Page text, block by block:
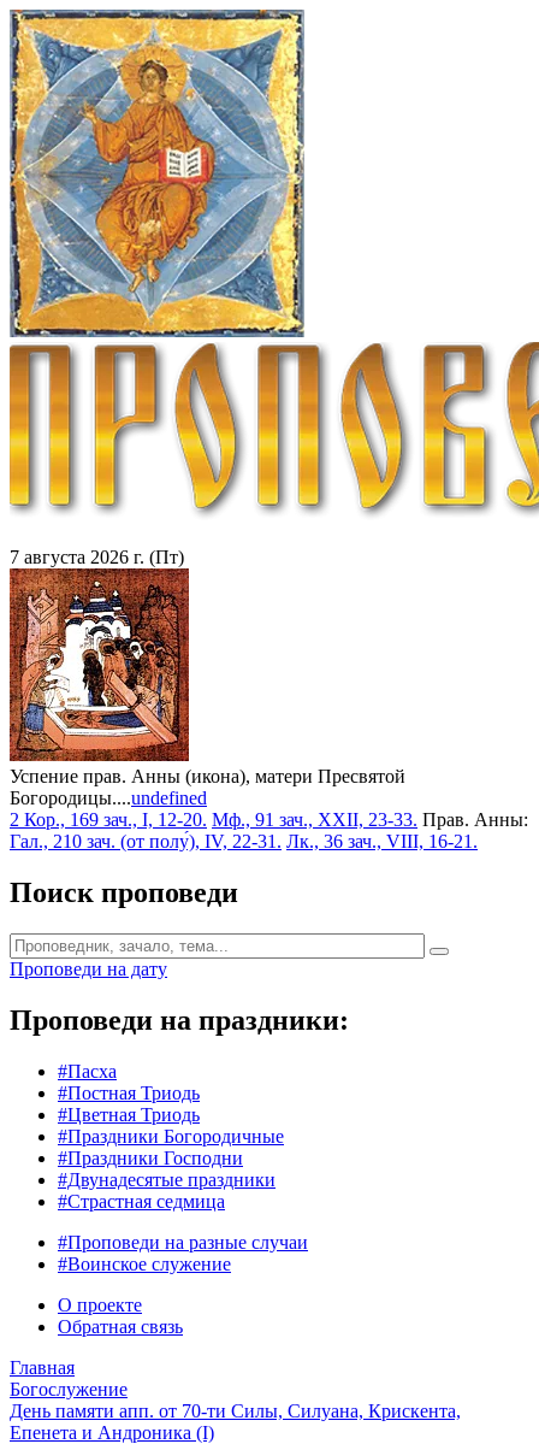
7 августа 2026 г. (Пт)
Успение прав. Анны (икона), матери Пресвятой
Богородицы....undefined
2 Кор., 169 зач., I, 12-20. Мф., 91 зач., XXII, 23-33. Прав. Анны:
Гал., 210 зач. (от полу́), IV, 22-31. Лк., 36 зач., VIII, 16-21.
Поиск проповеди
Проповеди на дату
Проповеди на праздники:
#Пасха
#Постная Триодь
#Цветная Триодь
#Праздники Богородичные
#Праздники Господни
#Двунадесятые праздники
#Страстная седмица
#Проповеди на разные случаи
#Воинское служение
О проекте
Обратная связь
Главная
Богослужение
День памяти апп. от 70-ти Силы, Силуана, Крискента,
Епенета и Андроника (I)